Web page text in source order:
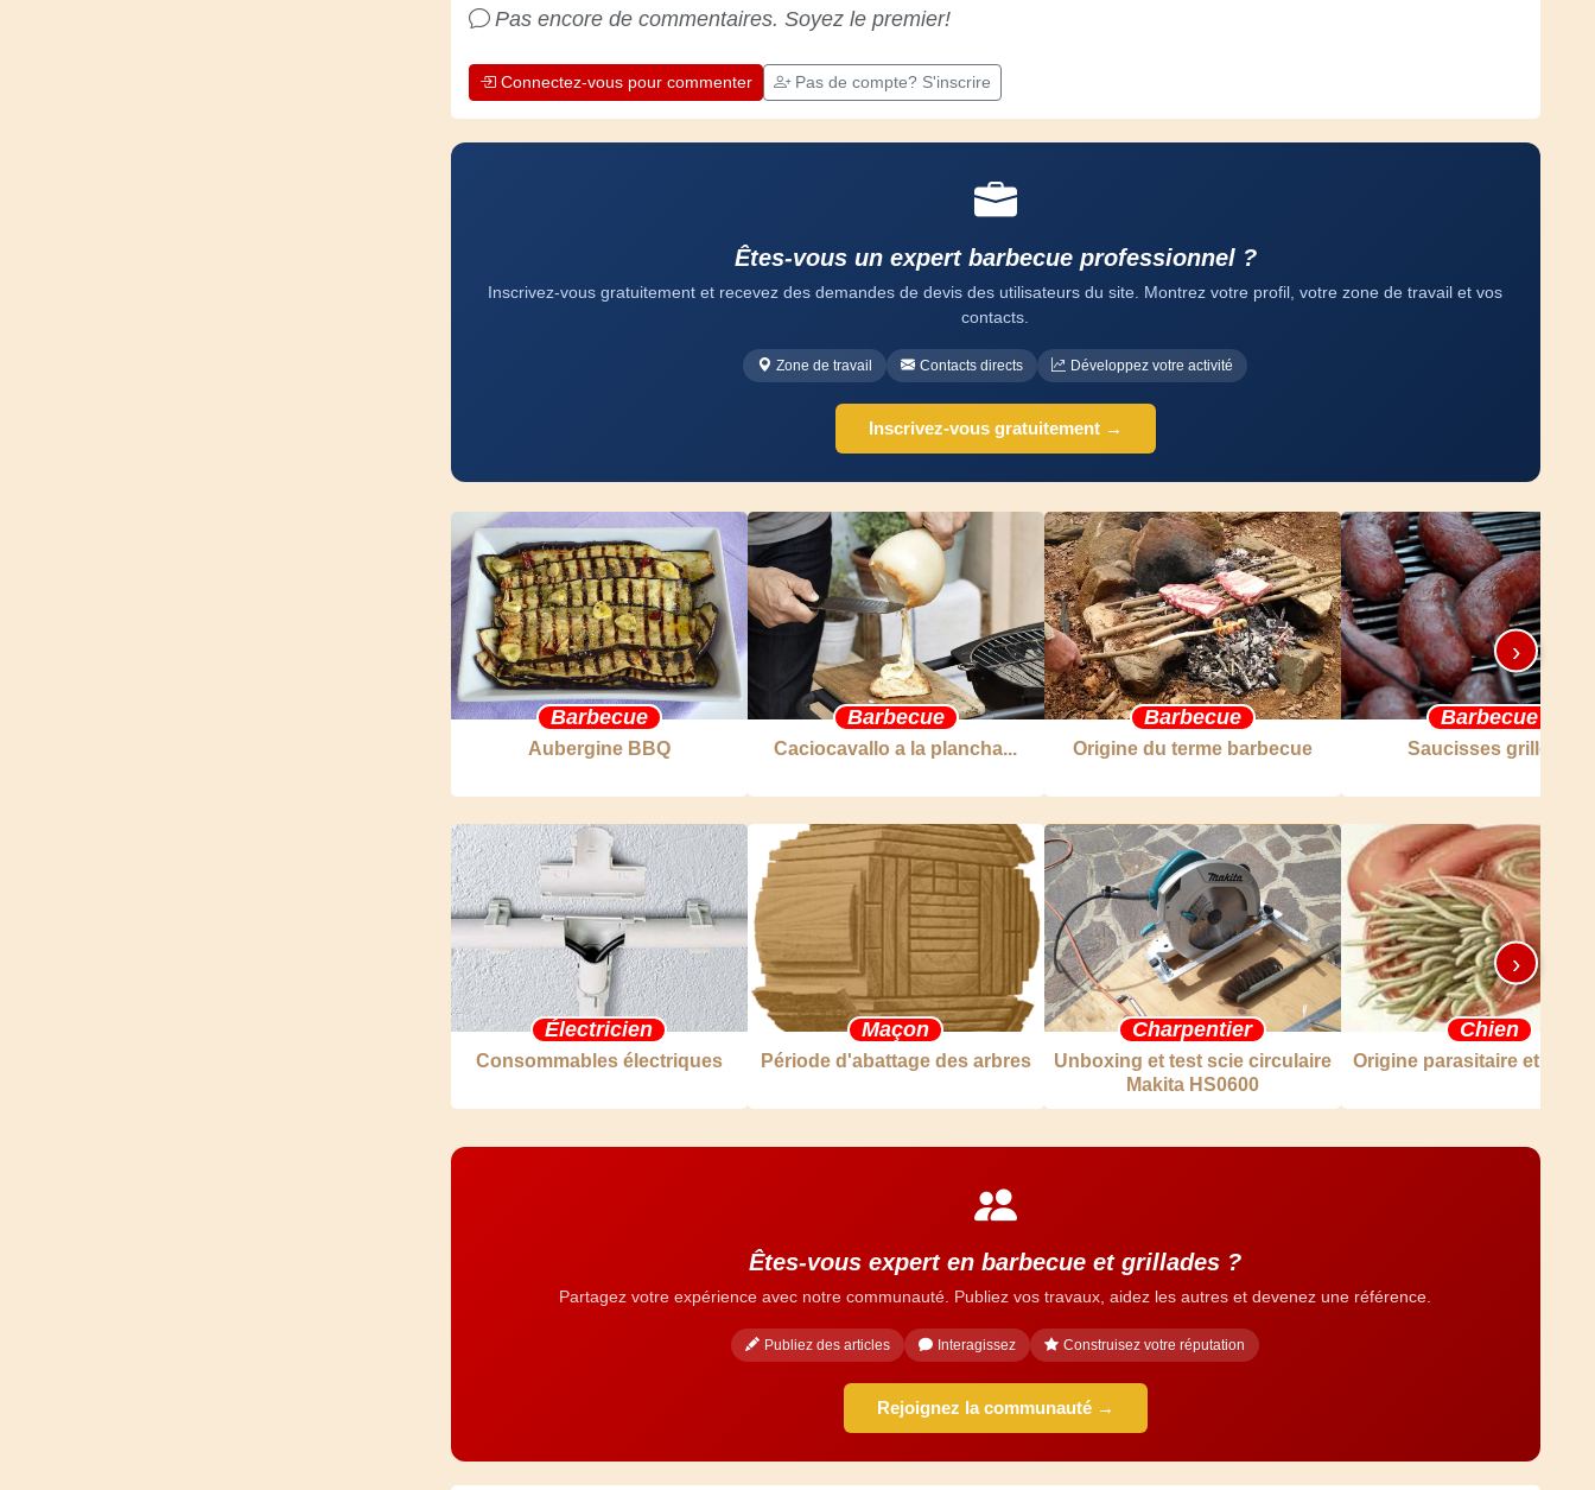
chaque jour est une occasion de progresser.
Pas encore de commentaires. Soyez le premier!
Connectez-vous pour commenter Pas de compte? S'inscrire
Êtes-vous un expert barbecue professionnel ?
Inscrivez-vous gratuitement et recevez des demandes de devis des utilisateurs du site. Montrez votre profil, votre zone de travail et vos
contacts.
Zone de travail Contacts directs Développez votre activité
Inscrivez-vous gratuitement →
Barbecue
Aubergine BBQ
Barbecue
Caciocavallo a la plancha...
Barbecue
Origine du terme barbecue
Barbecue
Saucisses grillées
›
Électricien
Consommables électriques
Maçon
Période d'abattage des arbres
Charpentier
Unboxing et test scie circulaire
Makita HS0600
Chien
Origine parasitaire et
›
Êtes-vous expert en barbecue et grillades ?
Partagez votre expérience avec notre communauté. Publiez vos travaux, aidez les autres et devenez une référence.
Publiez des articles Interagissez Construisez votre réputation
Rejoignez la communauté →